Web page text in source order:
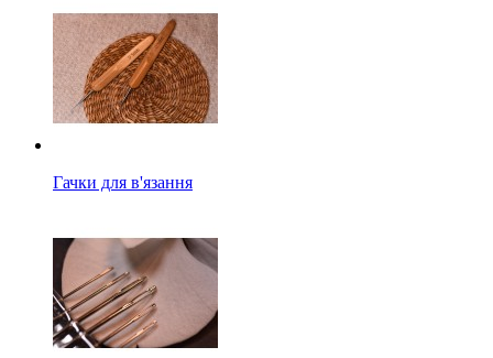
Гачки для в'язання